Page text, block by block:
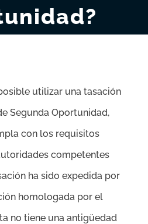
utilizar una tasación
Segunda Oportunidad,
con los requisitos
competentes
ha sido expedida por
homologada por el
no tiene una antigüedad